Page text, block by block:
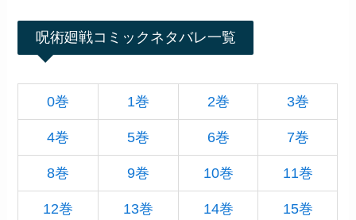
呪術廻戦コミックネタバレ一覧
0巻 1巻 2巻 3巻
4巻 5巻 6巻 7巻
8巻 9巻 10巻 11巻
12巻 13巻 14巻 15巻